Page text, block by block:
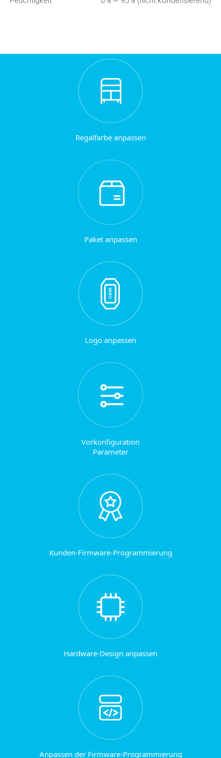
Regalfarbe anpassen
Paket anpassen
Logo anpassen
Vorkonfiguration
Parameter
Kunden-Firmware-Programmierung
Hardware-Design anpassen
Anpassen der Firmware-Programmierung